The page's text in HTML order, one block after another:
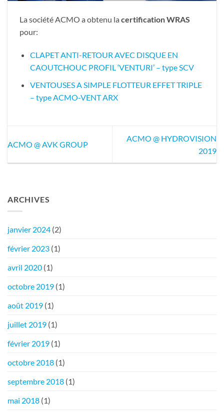
La société ACMO a obtenu la certification WRAS
pour:
CLAPET ANTI-RETOUR AVEC DISQUE EN
CAOUTCHOUC PROFIL ‘VENTURI’ – type SCV
VENTOUSES A SIMPLE FLOTTEUR EFFET TRIPLE
– type ACMO-VENT ARX
ACMO @ AVK GROUP
ACMO @ HYDROVISION
2019
ARCHIVES
janvier 2024 (2)
février 2023 (1)
avril 2020 (1)
octobre 2019 (1)
août 2019 (1)
juillet 2019 (1)
février 2019 (1)
octobre 2018 (1)
septembre 2018 (1)
mai 2018 (1)